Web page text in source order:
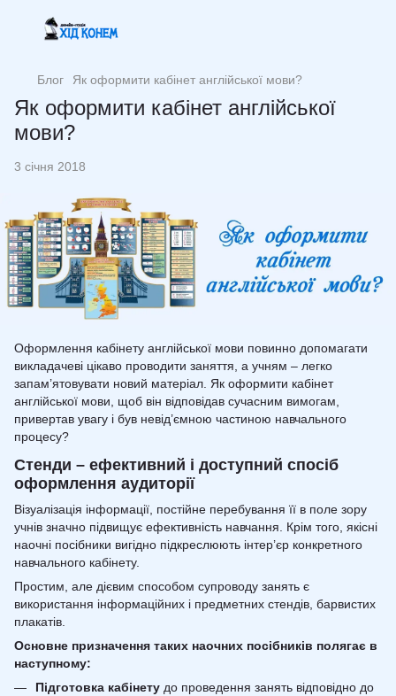
Блог Як оформити кабінет англійської мови?
Як оформити кабінет англійської
мови?
3 січня 2018
Оформлення кабінету англійської мови повинно допомагати
викладачеві цікаво проводити заняття, а учням – легко
запам’ятовувати новий матеріал. Як оформити кабінет
англійської мови, щоб він відповідав сучасним вимогам,
привертав увагу і був невід’ємною частиною навчального
процесу?
Стенди – ефективний і доступний спосіб
оформлення аудиторії
Візуалізація інформації, постійне перебування її в поле зору
учнів значно підвищує ефективність навчання. Крім того, якісні
наочні посібники вигідно підкреслюють інтер’єр конкретного
навчального кабінету.
Простим, але дієвим способом супроводу занять є
використання інформаційних і предметних стендів, барвистих
плакатів.
Основне призначення таких наочних посібників полягає в
наступному:
Підготовка кабінету до проведення занять відповідно до